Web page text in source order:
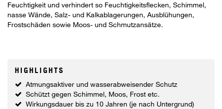
Feuchtigkeit und verhindert so Feuchtigkeitsflecken, Schimmel,
nasse Wände, Salz- und Kalkablagerungen, Ausblühungen,
Frostschäden sowie Moos- und Schmutzansätze.
HIGHLIGHTS
Atmungsaktiver und wasserabweisender Schutz
Schützt gegen Schimmel, Moos, Frost etc.
Wirkungsdauer bis zu 10 Jahren (je nach Untergrund)